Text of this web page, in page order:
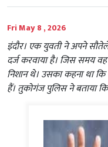
Fri May 8 , 2026
इंदौर। एक युवती ने अपने
दर्ज करवाया है। जिस समय
निशान थे। उसका कहना था कि
हैं। तुकोगंज पुलिस ने बताया